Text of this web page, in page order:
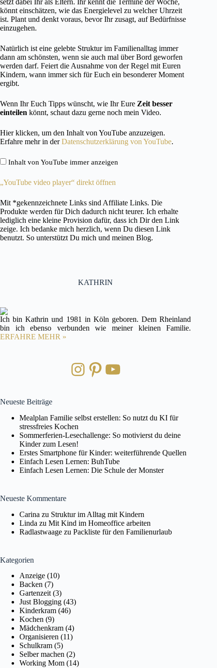
könnt einschätzen, wie das Energielevel zu welcher Uhrzeit
ist. Plant und denkt voraus, bevor Ihr zusagt, auf Bedürfnisse
einzugehen.
Natürlich ist eine gelebte Struktur im Familienalltag immer
dann am schönsten, wenn sie auch mal über Bord geworfen
werden darf. Feiert die Ausnahme von der Regel mit Euren
Kindern, wann immer sich für Euch ein besonderer Moment
ergibt.
Wenn Ihr Euch Tipps wünscht, wie Ihr Eure Zeit besser
einteilen könnt, schaut dazu gerne noch mein Video.
„YouTube
video
von
YouTube
Hier klicken, um den Inhalt von YouTube anzuzeigen.
Erfahre mehr in derDatenschutzerklärung von YouTube.
Inhalt von YouTube immer anzeigen
„YouTube video player“ direkt öffnen
Mit *gekennzeichnete Links sind Affiliate Links. Die
Produkte werden für Dich dadurch nicht teurer. Ich erhalte
lediglich eine kleine Provision dafür, dass ich Dir den Link
zeige. Ich bedanke mich herzlich, wenn Du diesen Link
benutzt. So unterstützt Du mich und meinen Blog.
KATHRIN
Ich bin Kathrin und 1981 in Köln geboren. Dem Rheinland
bin ich ebenso verbunden wie meiner kleinen Familie.
ERFAHRE MEHR »
Instagram
Pinterest
YouTube
Neueste Beiträge
Mealplan Familie selbst erstellen: So nutzt du KI für
stressfreies Kochen
Sommerferien-Lesechallenge: So motivierst du deine
Kinder zum Lesen!
Erstes Smartphone für Kinder: weiterführende Quellen
Einfach Lesen Lernen: BuhTube
Einfach Lesen Lernen: Die Schule der Monster
Neueste Kommentare
Carina zu Struktur im Alltag mit Kindern
Linda zu Mit Kind im Homeoffice arbeiten
Radlastwaage zu Packliste für den Familienurlaub
Kategorien
Anzeige (10)
Backen (7)
Gartenzeit (3)
Just Blogging (43)
Kinderkram (46)
Kochen (9)
Mädchenkram (4)
Organisieren (11)
Schulkram (5)
Selber machen (2)
Working Mom (14)